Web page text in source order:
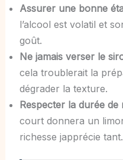
Assurer une bonne
l’alcool est volatil et
goût.
Ne jamais verser le
cela troublerait la
dégrader la texture.
Respecter la durée de
court donnera un
richesse japprécie tant.